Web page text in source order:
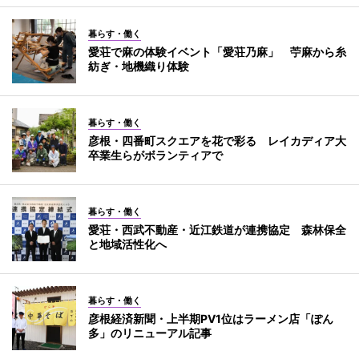
暮らす・働く
愛荘で麻の体験イベント「愛荘乃麻」 苧麻から糸
紡ぎ・地機織り体験
暮らす・働く
彦根・四番町スクエアを花で彩る レイカディア大
卒業生らがボランティアで
暮らす・働く
愛荘・西武不動産・近江鉄道が連携協定 森林保全
と地域活性化へ
暮らす・働く
彦根経済新聞・上半期PV1位はラーメン店「ぽん
多」のリニューアル記事